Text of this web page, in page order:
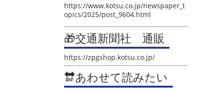
https://www.kotsu.co.jp/newspaper_t
opics/2025/post_9604.html
🎁交通新聞社 通販
https://zpgshop.kotsu.co.jp/
🔛あわせて読みたい